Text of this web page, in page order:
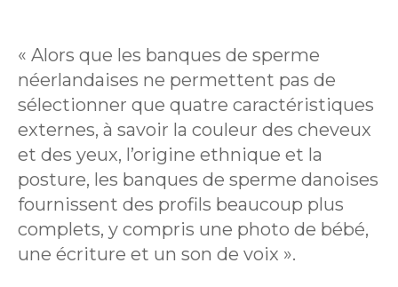
« Alors que les banques de sperme
néerlandaises ne permettent pas de
sélectionner que quatre caractéristiques
externes, à savoir la couleur des cheveux
et des yeux, l’origine ethnique et la
posture, les banques de sperme danoises
fournissent des profils beaucoup plus
complets, y compris une photo de bébé,
une écriture et un son de voix ».